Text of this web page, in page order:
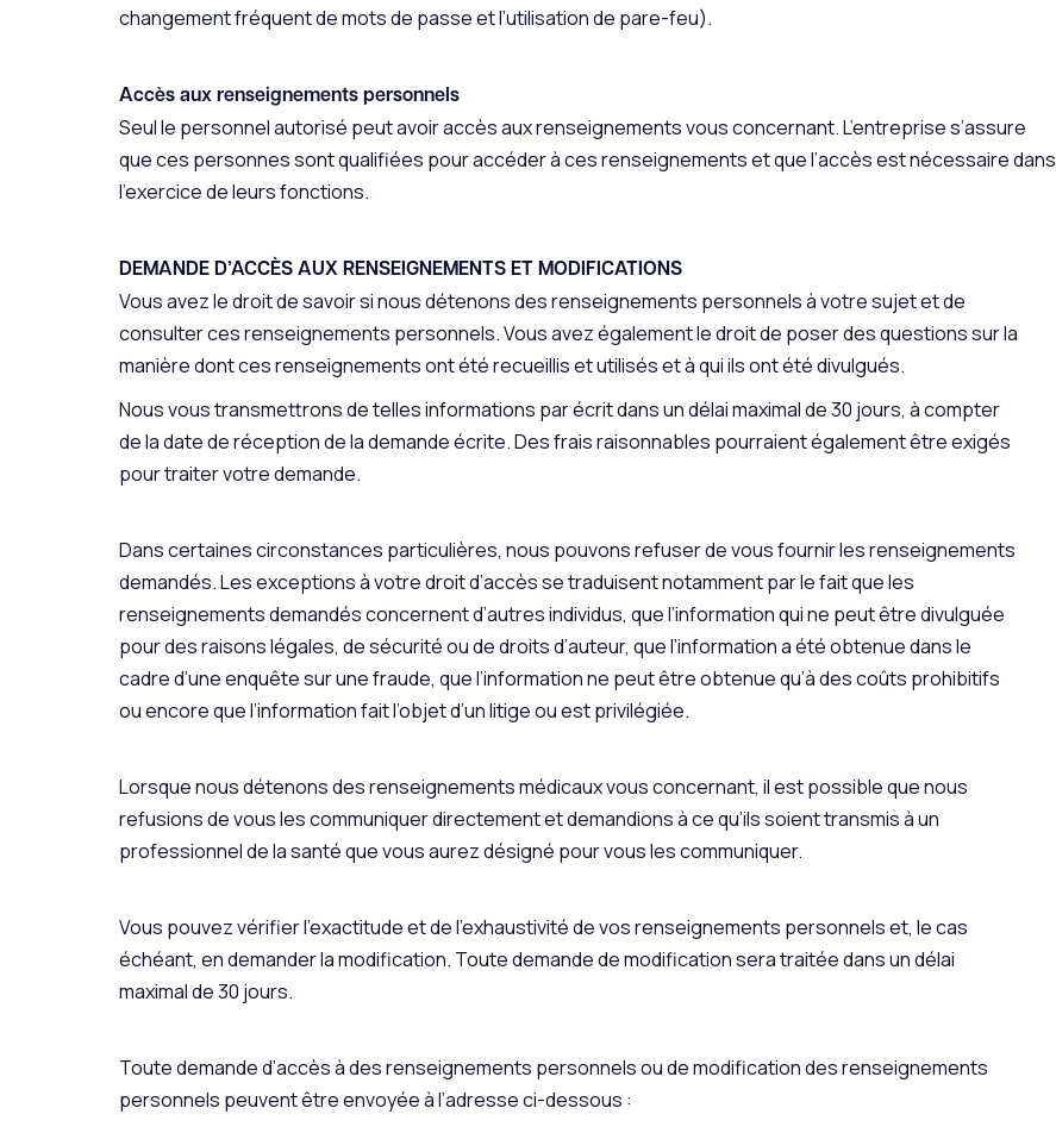
changement fréquent de mots de passe et l’utilisation de pare-feu).
Accès aux renseignements personnels
Seul le personnel autorisé peut avoir accès aux renseignements vous concernant. L’entreprise s’assure
que ces personnes sont qualifiées pour accéder à ces renseignements et que l’accès est nécessaire dans
l’exercice de leurs fonctions.
DEMANDE D’ACCÈS AUX RENSEIGNEMENTS ET MODIFICATIONS
Vous avez le droit de savoir si nous détenons des renseignements personnels à votre sujet et de
consulter ces renseignements personnels. Vous avez également le droit de poser des questions sur la
manière dont ces renseignements ont été recueillis et utilisés et à qui ils ont été divulgués.
Nous vous transmettrons de telles informations par écrit dans un délai maximal de 30 jours, à compter
de la date de réception de la demande écrite. Des frais raisonnables pourraient également être exigés
pour traiter votre demande.
Dans certaines circonstances particulières, nous pouvons refuser de vous fournir les renseignements
demandés. Les exceptions à votre droit d’accès se traduisent notamment par le fait que les
renseignements demandés concernent d’autres individus, que l’information qui ne peut être divulguée
pour des raisons légales, de sécurité ou de droits d’auteur, que l’information a été obtenue dans le
cadre d’une enquête sur une fraude, que l’information ne peut être obtenue qu’à des coûts prohibitifs
ou encore que l’information fait l’objet d’un litige ou est privilégiée.
Lorsque nous détenons des renseignements médicaux vous concernant, il est possible que nous
refusions de vous les communiquer directement et demandions à ce qu’ils soient transmis à un
professionnel de la santé que vous aurez désigné pour vous les communiquer.
Vous pouvez vérifier l’exactitude et de l’exhaustivité de vos renseignements personnels et, le cas
échéant, en demander la modification. Toute demande de modification sera traitée dans un délai
maximal de 30 jours.
Toute demande d’accès à des renseignements personnels ou de modification des renseignements
personnels peuvent être envoyée à l’adresse ci-dessous :